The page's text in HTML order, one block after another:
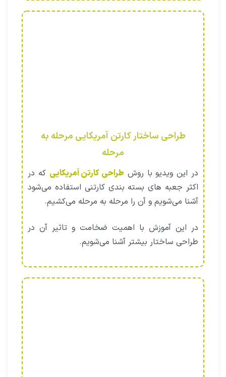
طراحی ساختار کارتن آمریکایی مرحله به
مرحله
در این ویدیو با روش طراحی کارتن آمریکایی که در
اکثر جعبه ‌های بسته بندی کارتنی استفاده می‌شود
آشنا می‌شویم و آن را مرحله به مرحله می‌کشیم.
در این آموزش با اهمیت ضخامت و تاثیر آن در
طراحی ساختار بیشتر آشنا می‌شویم.